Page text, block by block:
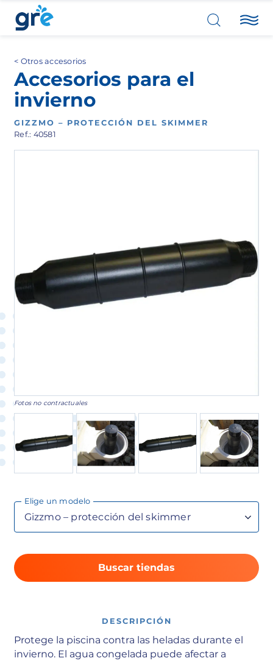
Otros accesorios
Accesorios para el
invierno
GIZZMO – PROTECCIÓN DEL SKIMMER
Ref.: 40581
Fotos no contractuales
Elige un modelo
Buscar tiendas
DESCRIPCIÓN
Protege la piscina contra las heladas durante el
invierno. El agua congelada puede afectar a